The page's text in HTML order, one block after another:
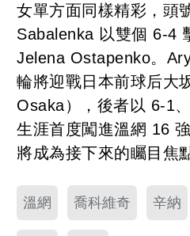
女單方面同樣精彩，頭
Sabalenka 以雙個 6-4
Jelena Ostapenko。
輪將迎戰日本前球后大
Osaka），後者以 6-1
生涯首度闖進溫網 16
將成為接下來的矚目焦
溫網 喬科維奇 辛納